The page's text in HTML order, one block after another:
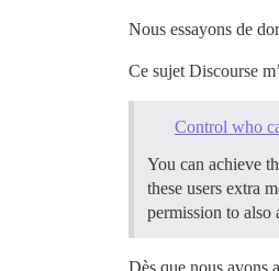
Nous essayons de
Ce sujet Discourse
Control who
You can achieve
these users extra
permission to also